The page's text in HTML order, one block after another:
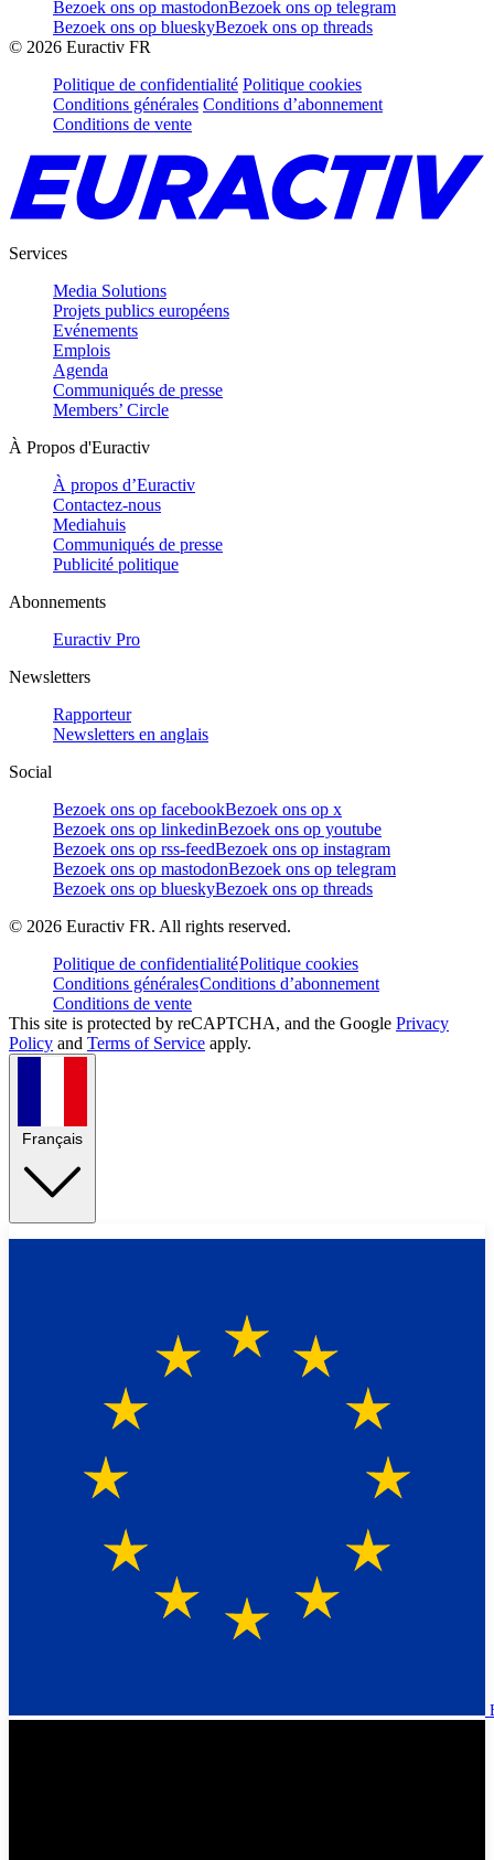
Bezoek ons op mastodonBezoek ons op telegram
Bezoek ons op blueskyBezoek ons op threads
© 2026 Euractiv FR
Politique de confidentialité Politique cookies
Conditions générales Conditions d’abonnement
Conditions de vente
Services
Media Solutions
Projets publics européens
Evénements
Emplois
Agenda
Communiqués de presse
Members’ Circle
À Propos d'Euractiv
À propos d’Euractiv
Contactez-nous
Mediahuis
Communiqués de presse
Publicité politique
Abonnements
Euractiv Pro
Newsletters
Rapporteur
Newsletters en anglais
Social
Bezoek ons op facebookBezoek ons op x
Bezoek ons op linkedinBezoek ons op youtube
Bezoek ons op rss-feedBezoek ons op instagram
Bezoek ons op mastodonBezoek ons op telegram
Bezoek ons op blueskyBezoek ons op threads
© 2026 Euractiv FR. All rights reserved.
Politique de confidentialitéPolitique cookies
Conditions généralesConditions d’abonnement
Conditions de vente
This site is protected by reCAPTCHA, and the Google Privacy
Policy and Terms of Service apply.
Français